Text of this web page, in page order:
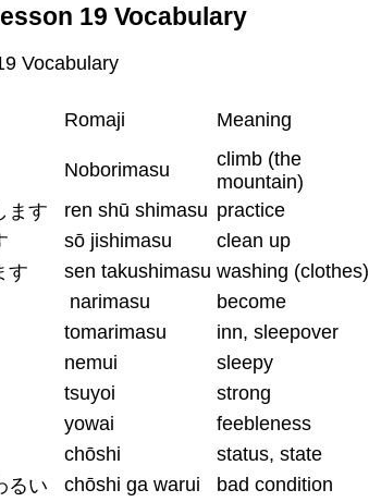
19 Vocabulary
Vocabulary
Romaji Meaning
Noborimasu
climb (the
mountain)
ます ren shū shimasu practice
sō jishimasu
clean up
す sen takushimasu washing (clothes)
narimasu
become
tomarimasu
inn, sleepover
nemui
sleepy
tsuyoi
strong
yowai
feebleness
chōshi
status, state
るい chōshi ga warui
bad condition